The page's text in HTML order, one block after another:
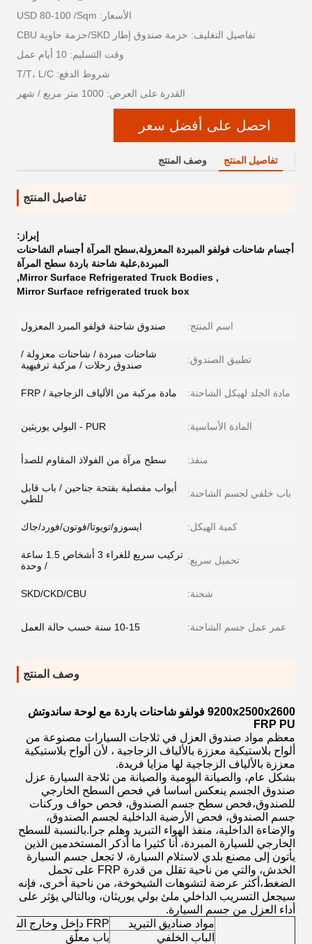
الأسعار: USD 80-100 /Sqm
تفاصيل التغليف: حزمة صندوق إطار SKD/حزمة حاوية CBU
وقت التسليم: 10 أيام عمل
شروط الدفع: T/T، L/C
القدرة على العرض: 1000 متر مربع / شهر
احصل على أفضل سعر
تفاصيل المنتج وصف المنتج
تفاصيل المنتج
إبراز:
أجسام شاحنات فولفو المبردة المعزولة,سطح المرآة أجسام الشاحنات
المبردة,علبة شاحنة باردة سطح المرآة
,
Mirror Surface Refrigerated Truck Bodies
,
Mirror Surface refrigerated truck box
اسم المنتج: صندوق شاحنة فولفو المبرد المعزول
تطبيق الصندوق:
شاحنات مبردة / شاحنات معزولة /
صندوق رحلات / مركبة ترفيهية
مادة الجلد لهيكل الشاحنة: مادة مركبة من الألياف الزجاجية / FRP
المادة الأساسية: PUR - البولي يوريثين
منفذ: سطح مرآة من الفولاذ المقاوم للصدأ
باب خلفي لجسم الشاحنة:
أبواب مفصلية بفتحة جناحين / باب قابل
للطي
كمية الهيكل: ايسوزو/تويوتا/فوتون/فورد/جاك
تحميل سريع:
تركيب سريع للغراء 3 أشخاص 1.5 ساعة
/ وحدة
شحنة: SKD/CKD/CBU
عمر عمل جسم الشاحنة: 10-15 سنة حسب حالة العمل
وصف المنتج
9200x2500x2600 فولفو شاحنات باردة مع لوحة ساندوتش
FRP PU
معظم مواد صندوق العزل في ثلاجات السيارات مصنوعة من
ألواح بلاستيكية معززة بالألياف الزجاجية ، لأن ألواح بلاستيكية
معززة بالألياف الزجاجية لها مزايا فريدة.
بشكل عام، والصيانة اليومية والصيانة من ثلاجة السيارة عزل
صندوق الجسم ينعكس أساسا في فحص السطح الخارجي
للصندوق،فحص سطح جسم الصندوق، فحص حواف وركنات
جسم الصندوق، فحص الأرضية الداخلية لجسم الصندوق،
والإضاءة الداخلية، منفذ الهواء التبريد وهلم جرا.بالنسبة للسطح
الخارجي للسيارة المبردة، أنا كثيرا ما أذكر المستخدمين الذين
يأتون إلى مصنع بلدي لاستلام السيارة، لا تجعل جسم السيارة
الخدش، والتي من ناحية تقلل من قدرة FRP على تحمل
الضغط،أكثر عرضة لتشوهات الشيخوخة، من ناحية أخرى، فإنه
سيجعل التسريب الداخلي ملئ بولي يوريثان، وبالتالي يؤثر على
أداء العزل من جسم السيارة.
مواد صناديق التبريد
FRP داخل وخارج الشاحنة ، البولي يوريثان كعزل
الباب الخلفي
باب معلّق